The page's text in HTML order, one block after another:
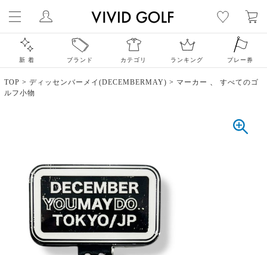
新 着 ブランド カテゴリ ランキング プレー券
TOP > ディッセンバーメイ(DECEMBERMAY) > マーカー
すべてのゴ
ルフ小物